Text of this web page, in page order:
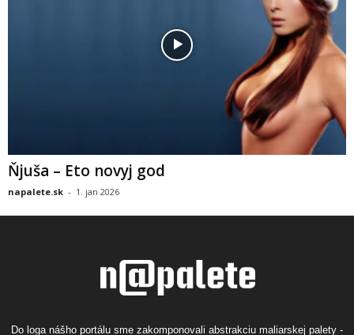
Ňjuša – Eto novyj god
napalete.sk - 1. jan 2026
Do loga nášho portálu sme zakomponovali abstrakciu maliarskej palety -